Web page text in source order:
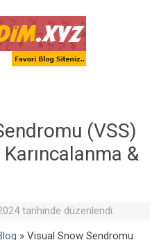
(VSS)
&
tarihinde düzenlendi.
» Visual Snow Sendromu